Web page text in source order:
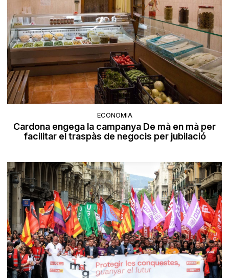
ECONOMIA
Cardona engega la campanya De mà en mà per
facilitar el traspàs de negocis per jubilació